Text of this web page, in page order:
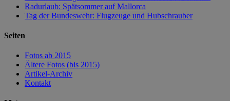
Radurlaub: Spätsommer auf Mallorca
Tag der Bundeswehr: Flugzeuge und Hubschrauber
Seiten
Fotos ab 2015
Ältere Fotos (bis 2015)
Artikel-Archiv
Kontakt